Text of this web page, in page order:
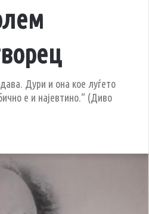
Дури и она кое луѓето
е и најевтино.“ (Диво